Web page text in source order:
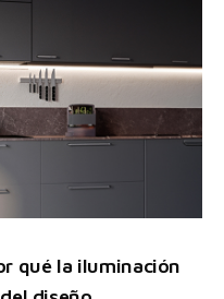
qué la iluminación